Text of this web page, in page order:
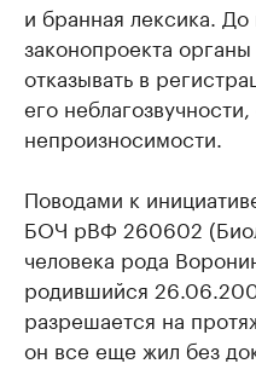
и бранная лексика. До
законопроекта
отказывать в
его
непроизносимости.
Поводами к
БОЧ рВФ 260602
человека рода
родившийся
разрешается на
он все еще жил без